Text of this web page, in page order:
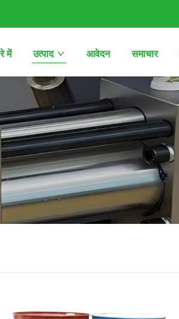
में उत्पाद आवेदन समाचार